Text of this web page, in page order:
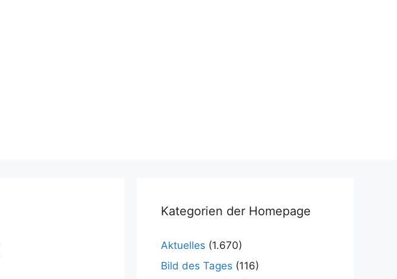
Kategorien der Homepage
Aktuelles (1.670)
Bild des Tages (116)